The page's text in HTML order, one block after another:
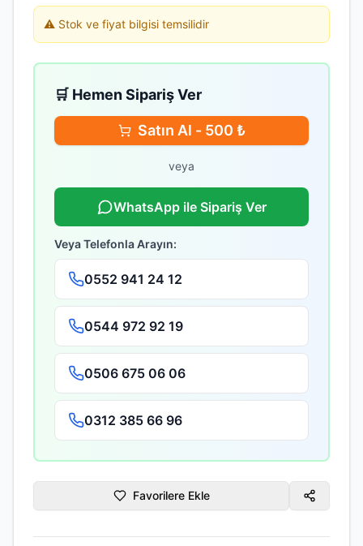
⚠️ Stok ve fiyat bilgisi temsilidir
🛒 Hemen Sipariş Ver
Satın Al - 500 ₺
veya
WhatsApp ile Sipariş Ver
Veya Telefonla Arayın:
0552 941 24 12
0544 972 92 19
0506 675 06 06
0312 385 66 96
Favorilere Ekle